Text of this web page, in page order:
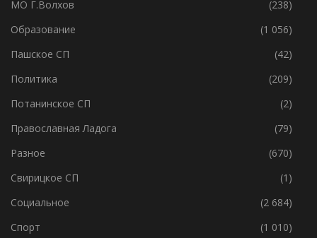
МО Г.Волхов
(238)
Образование
(1 056)
Пашское СП
(42)
Политика
(209)
Потанинское СП
(2)
Православная Ладога
(79)
Разное
(670)
Свирицкое СП
(1)
Социальное
(2 684)
Спорт
(1 010)